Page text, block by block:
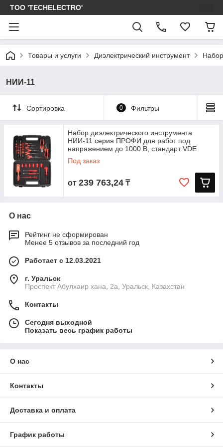
ТОО 'TECHELECTRO'
Товары и услуги Диэлектрический инструмент
НИИ-11
Сортировка 0 Фильтры
Набор диэлектрического инструмента
НИИ-11 серия ПРОФИ для работ под
напряжением до 1000 В, стандарт VDE
Под заказ
от 239 763,24 ₸
О нас
Рейтинг не сформирован
Менее 5 отзывов за последний год
Работает с 12.03.2021
г. Уральск
Проспект Абулхаир хана, 2а, Уральск, Казахстан
Контакты
Сегодня выходной
Показать весь график работы
О нас
Контакты
Доставка и оплата
График работы